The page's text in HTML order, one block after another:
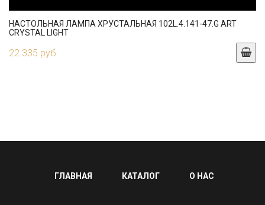
НАСТОЛЬНАЯ ЛАМПА ХРУСТАЛЬНАЯ 102L.4.141-47.G ART
CRYSTAL LIGHT
22 335 руб.
ГЛАВНАЯ КАТАЛОГ О НАС